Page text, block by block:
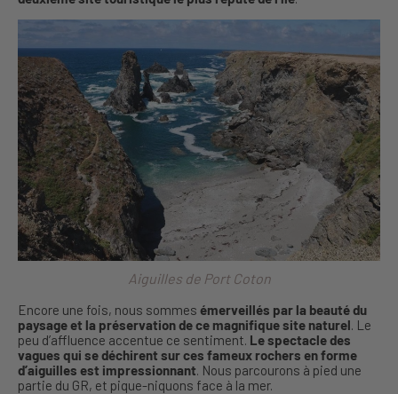
Aiguilles de Port Coton
Encore une fois, nous sommes émerveillés par la beauté du
paysage et la préservation de ce magnifique site naturel. Le
peu d’affluence accentue ce sentiment. Le spectacle des
vagues qui se déchirent sur ces fameux rochers en forme
d’aiguilles est impressionnant. Nous parcourons à pied une
partie du GR, et pique-niquons face à la mer.